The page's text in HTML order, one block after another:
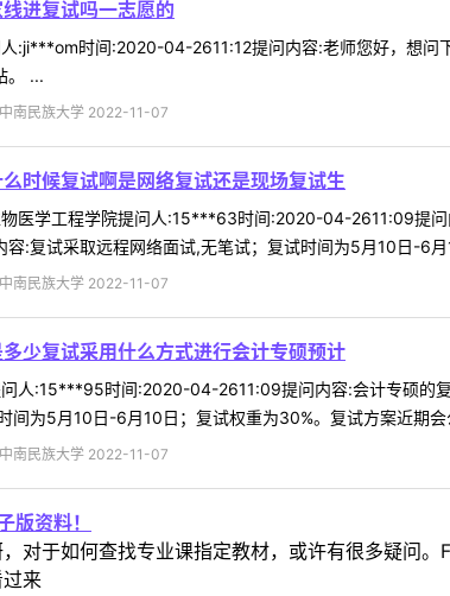
进复试吗一志愿的
:ji***om时间:2020-04-2611:12提问内容:老师您好，想
。 ...
南民族大学 2022-11-07
时候复试啊是网络复试还是现场复试生
医学工程学院提问人:15***63时间:2020-04-2611:09提
容:复试采取远程网络面试,无笔试；复试时间为5月10日-6
南民族大学 2022-11-07
少复试采用什么方式进行会计专硕预计
人:15***95时间:2020-04-2611:09提问内容:会计专硕的
间为5月10日-6月10日；复试权重为30%。复试方案近期
南民族大学 2022-11-07
版资料！
对于如何查找专业课指定教材，或许有很多疑问
来